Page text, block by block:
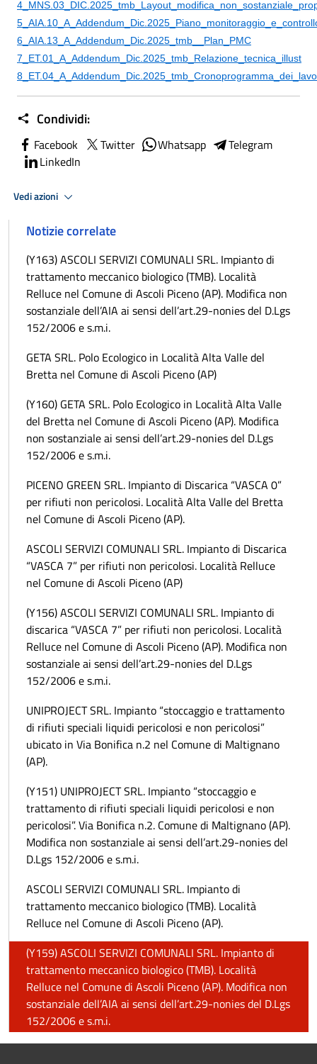
6_AIA.13_A_Addendum_Dic.2025_tmb__Plan_PMC
7_ET.01_A_Addendum_Dic.2025_tmb_Relazione_tecnica_illust
8_ET.04_A_Addendum_Dic.2025_tmb_Cronoprogramma_dei_lavo
Condividi:
Facebook Twitter Whatsapp
Telegram
LinkedIn
Vedi azioni
Notizie correlate
(Y163) ASCOLI SERVIZI COMUNALI SRL. Impianto di
trattamento meccanico biologico (TMB). Località
Relluce nel Comune di Ascoli Piceno (AP). Modifica non
sostanziale dell’AIA ai sensi dell’art.29-nonies del D.Lgs
152/2006 e s.m.i.
GETA SRL. Polo Ecologico in Località Alta Valle del
Bretta nel Comune di Ascoli Piceno (AP)
(Y160) GETA SRL. Polo Ecologico in Località Alta Valle
del Bretta nel Comune di Ascoli Piceno (AP). Modifica
non sostanziale ai sensi dell’art.29-nonies del D.Lgs
152/2006 e s.m.i.
PICENO GREEN SRL. Impianto di Discarica “VASCA 0”
per rifiuti non pericolosi. Località Alta Valle del Bretta
nel Comune di Ascoli Piceno (AP).
ASCOLI SERVIZI COMUNALI SRL. Impianto di Discarica
“VASCA 7” per rifiuti non pericolosi. Località Relluce
nel Comune di Ascoli Piceno (AP)
(Y156) ASCOLI SERVIZI COMUNALI SRL. Impianto di
discarica “VASCA 7” per rifiuti non pericolosi. Località
Relluce nel Comune di Ascoli Piceno (AP). Modifica non
sostanziale ai sensi dell’art.29-nonies del D.Lgs
152/2006 e s.m.i.
UNIPROJECT SRL. Impianto “stoccaggio e trattamento
di rifiuti speciali liquidi pericolosi e non pericolosi”
ubicato in Via Bonifica n.2 nel Comune di Maltignano
(AP).
(Y151) UNIPROJECT SRL. Impianto “stoccaggio e
trattamento di rifiuti speciali liquidi pericolosi e non
pericolosi”. Via Bonifica n.2. Comune di Maltignano (AP).
Modifica non sostanziale ai sensi dell’art.29-nonies del
D.Lgs 152/2006 e s.m.i.
ASCOLI SERVIZI COMUNALI SRL. Impianto di
trattamento meccanico biologico (TMB). Località
Relluce nel Comune di Ascoli Piceno (AP).
(Y159) ASCOLI SERVIZI COMUNALI SRL. Impianto di
trattamento meccanico biologico (TMB). Località
Relluce nel Comune di Ascoli Piceno (AP). Modifica non
sostanziale dell’AIA ai sensi dell’art.29-nonies del D.Lgs
152/2006 e s.m.i.